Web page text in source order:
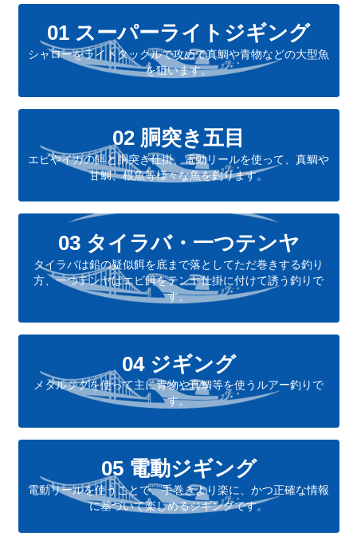
01 スーパーライトジギング
シャローをライトタックルで攻めて真鯛や青物などの大型魚
を狙います。
02 胴突き五目
エビやイカの餌と胴突き仕掛、電動リールを使って、真鯛や
甘鯛、根魚等様々な魚を釣ります。
03 タイラバ・一つテンヤ
タイラバは鉛の疑似餌を底まで落としてただ巻きする釣り
方、一つテンヤはエビ餌をテンヤ仕掛に付けて誘う釣りで
す。
04 ジギング
メタルジグを使って主に青物や真鯛等を使うルアー釣りで
す。
05 電動ジギング
電動リールを使うことで、手巻きより楽に、かつ正確な情報
に基づいて楽しめるジギングです。